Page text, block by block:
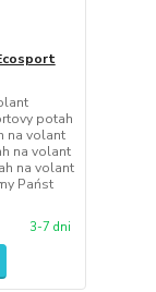
potah
na volant
na volant
na volant
Państ
3-7 dni